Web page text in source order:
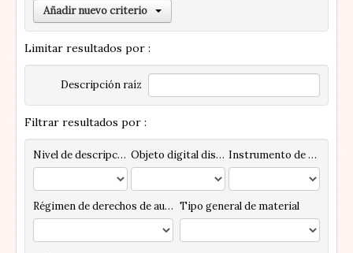
Añadir nuevo criterio
Limitar resultados por :
Descripción raíz
Filtrar resultados por :
Nivel de descripción Objeto digital disponibles Instrumento de descripción
Régimen de derechos de autor Tipo general de material